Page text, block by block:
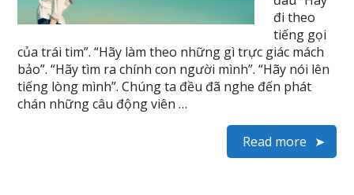
đi theo
tiếng gọi
của trái tim”. “Hãy làm theo những gì trực giác mách
bảo”. “Hãy tìm ra chính con người mình”. “Hãy nói lên
tiếng lòng mình”. Chúng ta đều đã nghe đến phát
chán những câu động viên …
Read more